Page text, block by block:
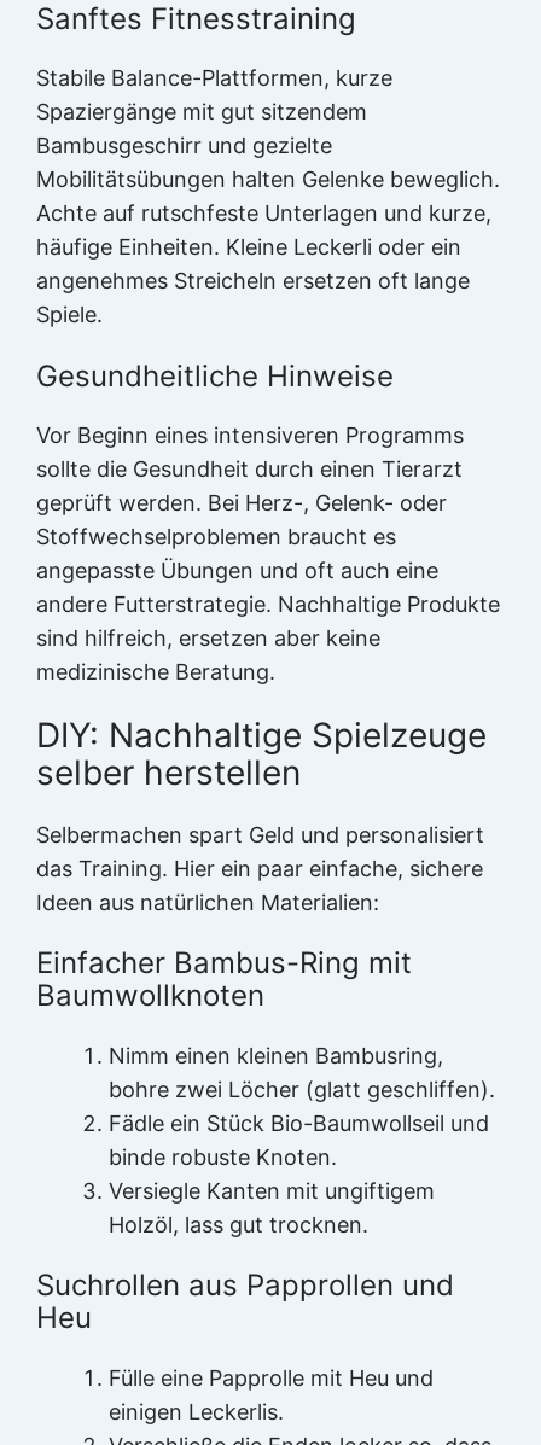
Sanftes Fitnesstraining
Stabile Balance-Plattformen, kurze
Spaziergänge mit gut sitzendem
Bambusgeschirr und gezielte
Mobilitätsübungen halten Gelenke beweglich.
Achte auf rutschfeste Unterlagen und kurze,
häufige Einheiten. Kleine Leckerli oder ein
angenehmes Streicheln ersetzen oft lange
Spiele.
Gesundheitliche Hinweise
Vor Beginn eines intensiveren Programms
sollte die Gesundheit durch einen Tierarzt
geprüft werden. Bei Herz-, Gelenk- oder
Stoffwechselproblemen braucht es
angepasste Übungen und oft auch eine
andere Futterstrategie. Nachhaltige Produkte
sind hilfreich, ersetzen aber keine
medizinische Beratung.
DIY: Nachhaltige Spielzeuge
selber herstellen
Selbermachen spart Geld und personalisiert
das Training. Hier ein paar einfache, sichere
Ideen aus natürlichen Materialien:
Einfacher Bambus-Ring mit
Baumwollknoten
Nimm einen kleinen Bambusring,
bohre zwei Löcher (glatt geschliffen).
Fädle ein Stück Bio-Baumwollseil und
binde robuste Knoten.
Versiegle Kanten mit ungiftigem
Holzöl, lass gut trocknen.
Suchrollen aus Papprollen und
Heu
Fülle eine Papprolle mit Heu und
einigen Leckerlis.